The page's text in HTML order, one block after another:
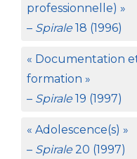
professionnelle) »
– Spirale18 (1996)
« Documentation
formation »
– Spirale19 (1997)
« Adolescence(s) »
– Spirale20 (1997)